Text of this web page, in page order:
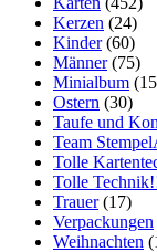
Kerzen (24)
Kinder(60)
Männer(75)
Minialbum
Ostern (30)
Taufe und
Team
Tolle
Tolle
Trauer(17)
Verpackungen
Weihnachten